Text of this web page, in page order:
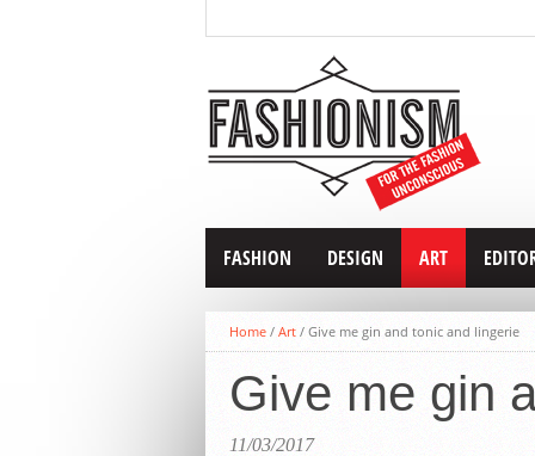
FASHION DESIGN ART
Home / Art / Give me gin and tonic and lingerie
Give me gin
11/03/2017